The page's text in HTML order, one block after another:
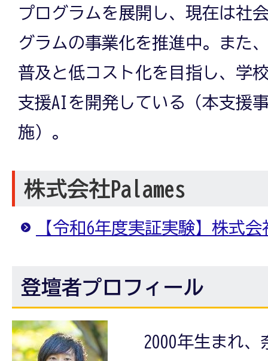
プログラムを展開し、現在は社
グラムの事業化を推進中。また
普及と低コスト化を目指し、学
支援AIを開発している（本支援
施）。
株式会社Palames
【令和6年度実証実験】株式会
登壇者プロフィール
2000年生まれ